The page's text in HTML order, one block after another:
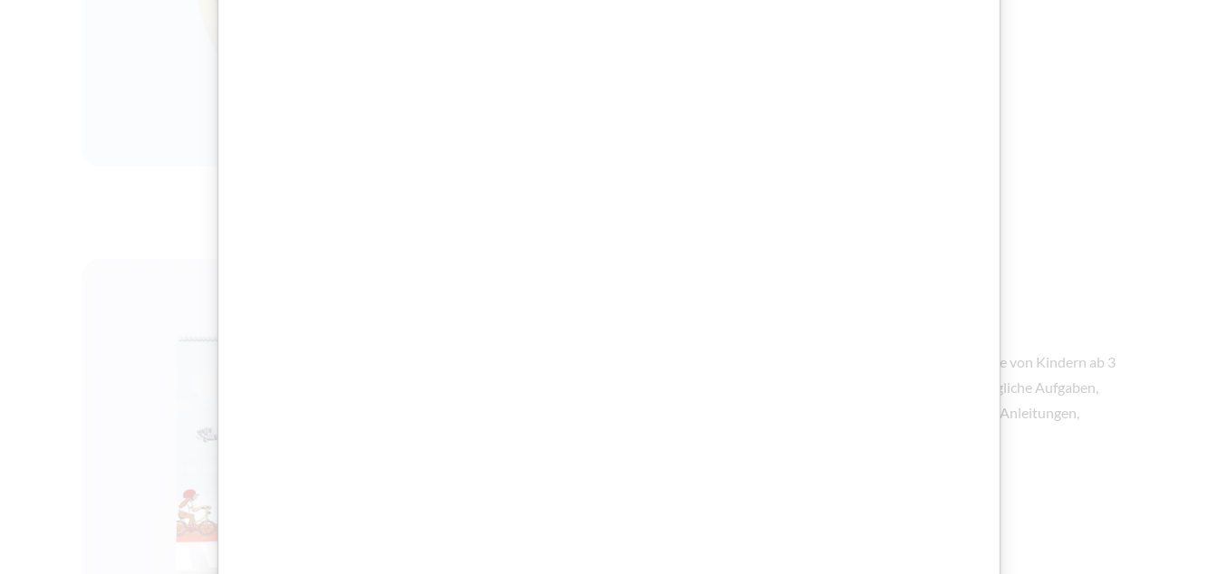
Der Wortschatzkalender fördert spielerisch die Sprache von Kindern ab 3
Jahren und thematisiert Unfallprävention. Er bietet tägliche Aufgaben,
Sprechimpulse und Tipps. Ein Begleitheft enthält klare Anleitungen,